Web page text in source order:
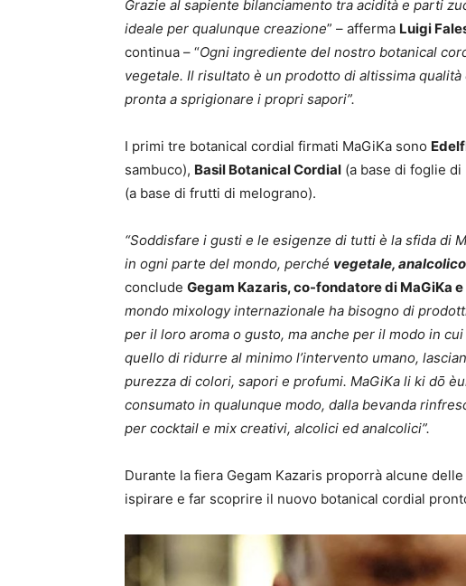
Grazie al sapiente bilanciamento tra acidità e parti
ideale per qualunque creazione” – afferma Luigi
continua – “Ogni ingrediente del nostro botanical
vegetale. Il risultato è un prodotto di altissima
pronta a sprigionare i propri sapori”.
I primi tre botanical cordial firmati MaGiKa sono
sambuco), Basil Botanical Cordial (a base di foglie di
(a base di frutti di melograno).
“Soddisfare i gusti e le esigenze di tutti è la sfida di
in ogni parte del mondo, perché vegetale,
conclude Gegam Kazaris, co-fondatore di MaGiKa
mondo mixology internazionale ha bisogno di
per il loro aroma o gusto, ma anche per il modo in
quello di ridurre al minimo l’intervento umano,
purezza di colori, sapori e profumi. MaGiKa li ki dō
consumato in qualunque modo, dalla bevanda
per cocktail e mix creativi, alcolici ed analcolici”.
Durante la fiera Gegam Kazaris proporrà alcune
ispirare e far scoprire il nuovo botanical cordial